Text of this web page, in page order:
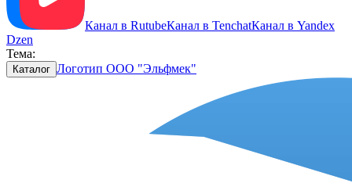
Канал в RutubeКанал в TenchatКанал в Yandex
Dzen
Тема:
Каталог Логотип ООО "Эльфмек"